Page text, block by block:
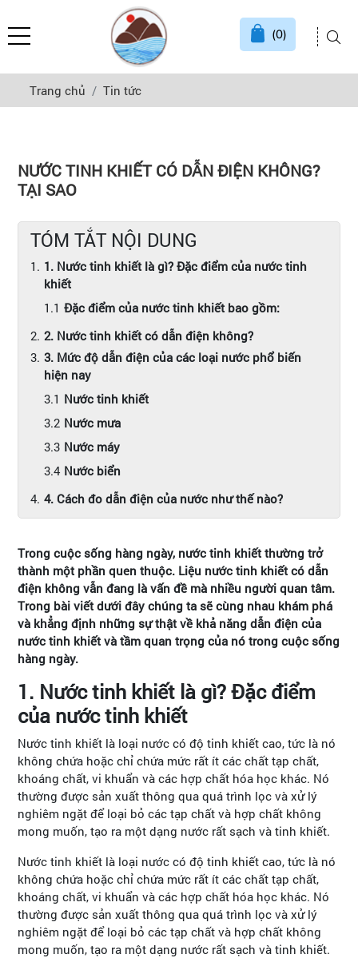
(0)
Trang chủ Tin tức
NƯỚC TINH KHIẾT CÓ DẪN ĐIỆN KHÔNG?
TẠI SAO
TÓM TẮT NỘI DUNG
1. Nước tinh khiết là gì? Đặc điểm của nước tinh
khiết
Đặc điểm của nước tinh khiết bao gồm:
2. Nước tinh khiết có dẫn điện không?
3. Mức độ dẫn điện của các loại nước phổ biến
hiện nay
Nước tinh khiết
Nước mưa
Nước máy
Nước biển
4. Cách đo dẫn điện của nước như thế nào?
Trong cuộc sống hàng ngày, nước tinh khiết thường trở
thành một phần quen thuộc. Liệu nước tinh khiết có dẫn
điện không vẫn đang là vấn đề mà nhiều người quan tâm.
Trong bài viết dưới đây chúng ta sẽ cùng nhau khám phá
và khẳng định những sự thật về khả năng dẫn điện của
nước tinh khiết và tầm quan trọng của nó trong cuộc sống
hàng ngày.
1. Nước tinh khiết là gì? Đặc điểm
của nước tinh khiết
Nước tinh khiết là loại nước có độ tinh khiết cao, tức là nó
không chứa hoặc chỉ chứa mức rất ít các chất tạp chất,
khoáng chất, vi khuẩn và các hợp chất hóa học khác. Nó
thường được sản xuất thông qua quá trình lọc và xử lý
nghiêm ngặt để loại bỏ các tạp chất và hợp chất không
mong muốn, tạo ra một dạng nước rất sạch và tinh khiết.
Nước tinh khiết là loại nước có độ tinh khiết cao, tức là nó
không chứa hoặc chỉ chứa mức rất ít các chất tạp chất,
khoáng chất, vi khuẩn và các hợp chất hóa học khác. Nó
thường được sản xuất thông qua quá trình lọc và xử lý
nghiêm ngặt để loại bỏ các tạp chất và hợp chất không
mong muốn, tạo ra một dạng nước rất sạch và tinh khiết.